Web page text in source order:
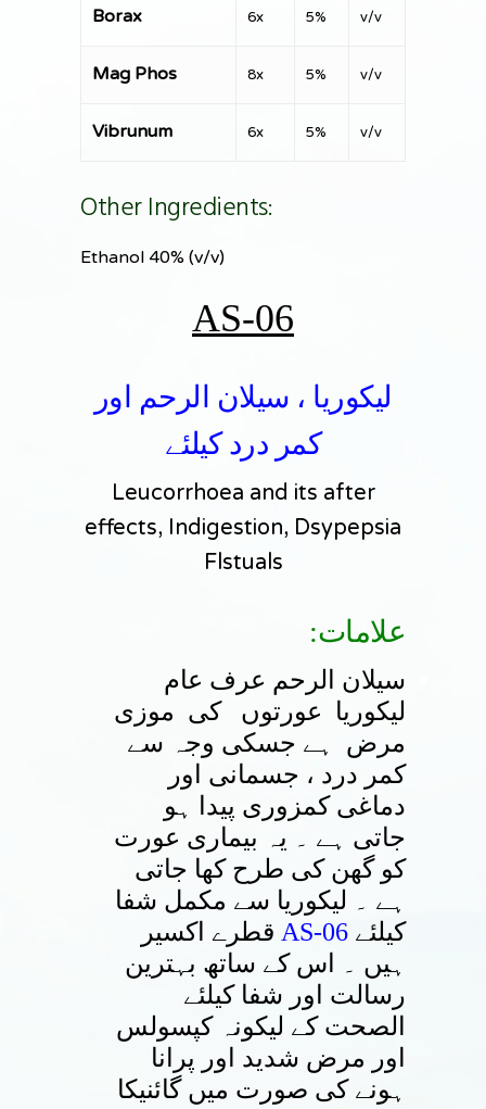
Borax 6x 5% v/v
Mag Phos 8x 5% v/v
Vibrunum 6x 5% v/v
Other Ingredients:
Ethanol 40% (v/v)
AS-06
لیکوریا ، سیلان الرحم اور
کمر درد کیلئے
Leucorrhoea and its after
effects, Indigestion, Dsypepsia
Flstuals
:علامات
سیلان الرحم عرف عام
لیکوریا عورتوں کی موزی
مرض ہے جسکی وجہ سے
کمر درد ، جسمانی اور
دماغی کمزوری پیدا ہو
جاتی ہے ۔ یہ بیماری عورت
کو گھن کی طرح کھا جاتی
ہے ۔ لیکوریا سے مکمل شفا
کیلئے AS-06 قطرے اکسیر
ہیں ۔ اس کے ساتھ بہترین
رسالت اور شفا کیلئے
الصحت کے لیکونہ کپسولس
اور مرض شدید اور پرانا
ہونے کی صورت میں گائنیکا